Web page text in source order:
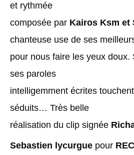
et rythmée
composée par Kairos Ksm et
chanteuse use de ses
pour nous faire les yeux doux.
ses paroles
intelligemment écrites
séduits… Très belle
réalisation du clip signée
Sebastien lycurgue pour